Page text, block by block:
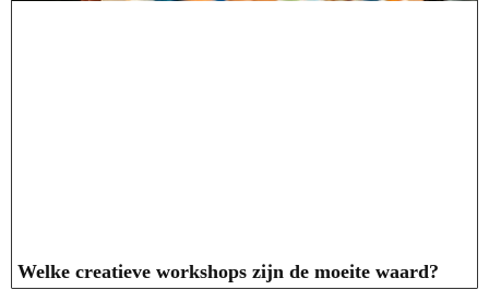
Welke creatieve workshops zijn de moeite waard?